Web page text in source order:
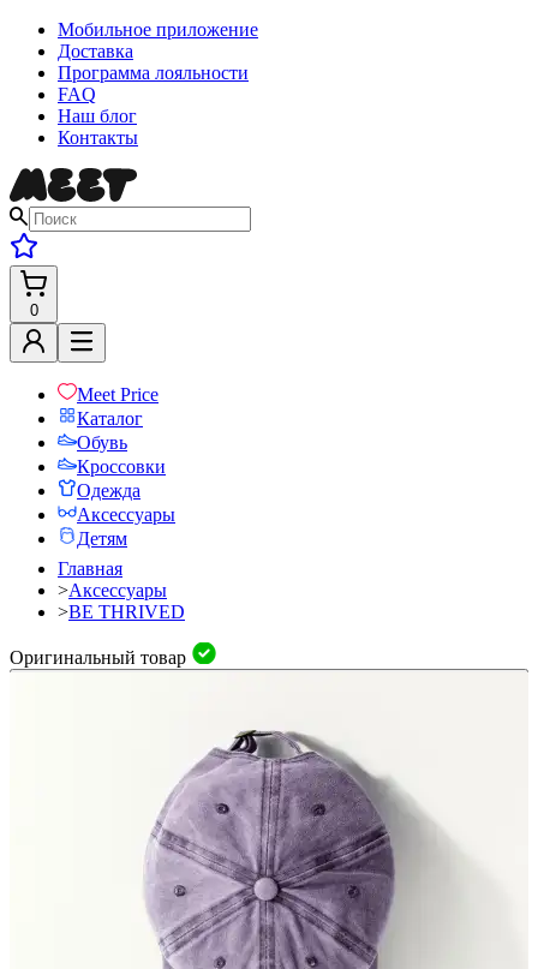
Мобильное приложение
Доставка
Программа лояльности
FAQ
Наш блог
Контакты
0
Meet Price
Каталог
Обувь
Кроссовки
Одежда
Аксессуары
Детям
Главная
>Аксессуары
>BE THRIVED
Оригинальный товар